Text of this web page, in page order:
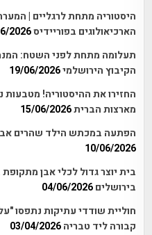
היסטוריה מתחת לרגליים |
הארכיאולוגים בפוריידיס2026
תעלומה מתחת לפני השטח:
הקיבוץ הירושלמי19/06/2026
החזירו את ההיסטוריה!
מארצות הברית15/06/2026
הפתעה במכתש הילד שהרים אבן
10/06/2026
בית יוצר גדול לכלי אבן
בירושלים 04/06/2026
חוליית שודדי עתיקות נתפסו
קבורה ליד טבריה 03/04/2026